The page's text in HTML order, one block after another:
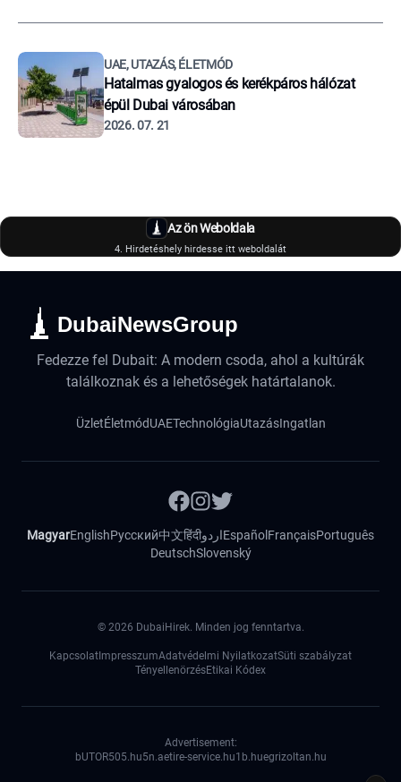
UAE, UTAZÁS, ÉLETMÓD
Hatalmas gyalogos és kerékpáros hálózat
épül Dubai városában
2026. 07. 21
Az ön Weboldala
4. Hirdetéshely hirdesse itt weboldalát
DubaiNewsGroup
Fedezze fel Dubait: A modern csoda, ahol a kultúrák
találkoznak és a lehetőségek határtalanok.
ÜzletÉletmódUAETechnológiaUtazásIngatlan
MagyarEnglishРусский中文हिंदीاردوEspañol FrançaisPortuguês
DeutschSlovenský
© 2026 DubaiHirek. Minden jog fenntartva.
Kapcsolat ImpresszumAdatvédelmi NyilatkozatSüti szabályzat
TényellenörzésEtikai Kódex
Advertisement:
bUTOR505.hu5n.aetire-service.hu1b.huegrizoltan.hu